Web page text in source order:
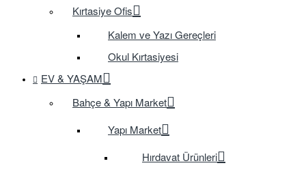
Kırtasiye Ofis
Kalem ve Yazı Gereçleri
Okul Kırtasiyesi
EV & YAŞAM
Bahçe & Yapı Market
Yapı Market
Hırdavat Ürünleri